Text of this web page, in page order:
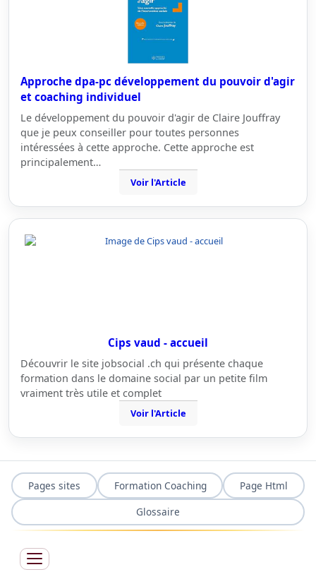
Approche dpa-pc développement du pouvoir d'agir
et coaching individuel
Le développement du pouvoir d'agir de Claire Jouffray
que je peux conseiller pour toutes personnes
intéressées à cette approche. Cette approche est
principalement…
Voir l'Article
Cips vaud - accueil
Découvrir le site jobsocial .ch qui présente chaque
formation dans le domaine social par un petite film
vraiment très utile et complet
Voir l'Article
Pages sites Formation Coaching
Page Html
Glossaire